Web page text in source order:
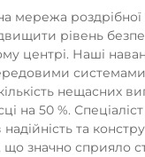
мережа роздрібної
рівень
центрі. Наші
нещасних
на 50 %.
та
що значно сприяло